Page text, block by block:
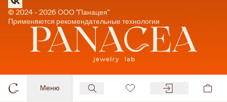
Меню
© 2024 - 2026 ООО "Панацея"
Применяются рекомендательные технологии